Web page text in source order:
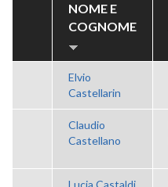
NOME E
COGNOME
Elvio
Castellarin
Claudio
Castellano